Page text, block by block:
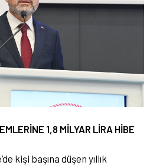
1,8 MİLYAR LİRA HİBE
kişi başına düşen yıllık